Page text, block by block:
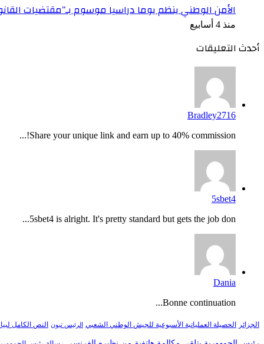
الأمن الوطني ينظم يوما دراسيا موسوم بـ”مقتضيات
منذ 4 أسابيع
أحدث التعليقات
Bradley2716
Share your unique link and earn up to 40% commission!...
5sbet4
5sbet4 is alright. It's pretty standard but gets the job don...
Dania
Bonne continuation...
الجزائر الحصيلة العملياتية الأسبوعية للجيش الوطني الشعبي الرئيس تبون النص الكامل